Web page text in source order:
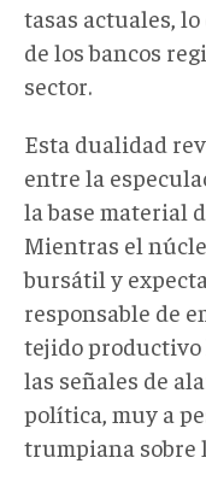
tasas actuales,
de los bancos
sector.
Esta dualidad
entre la
la base material
Mientras el
bursátil y
responsable de
tejido
las señales de
política, muy a
trumpiana sobre